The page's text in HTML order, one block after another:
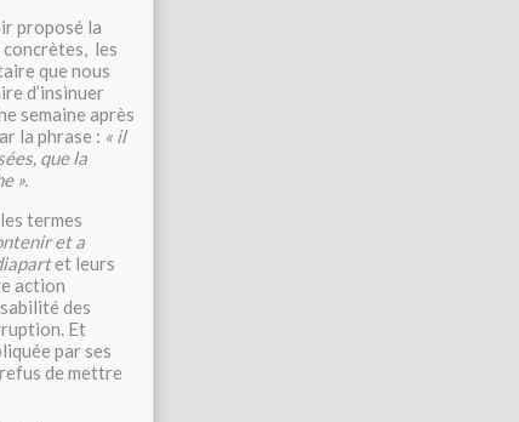
proposé la
concrètes, les
que nous
d’insinuer
semaine après
la phrase : « il
que la
».
termes
et a
et leurs
action
des
Et
par ses
de mettre